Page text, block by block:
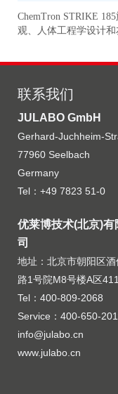
ChemTron STRIKE
观、人体工程学设计和
联系我们
JULABO GmbH
Gerhard-Juchheim-
77960 Seelbach
Germany
Tel：+49 7823 51-0
优莱博技术(北京)有
司
地址：北京市朝阳区
路1号院M8号楼A区
Tel：400-809-2068
Service：400-650-
info@julabo.cn
www.julabo.cn